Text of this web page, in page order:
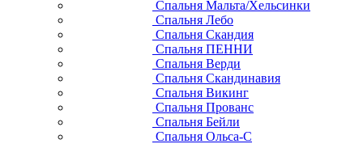
Спальня Мальта/Хельсинки
Спальня Лебо
Спальня Скандия
Спальня ПЕННИ
Спальня Верди
Спальня Скандинавия
Спальня Викинг
Спальня Прованс
Спальня Бейли
Спальня Ольса-С